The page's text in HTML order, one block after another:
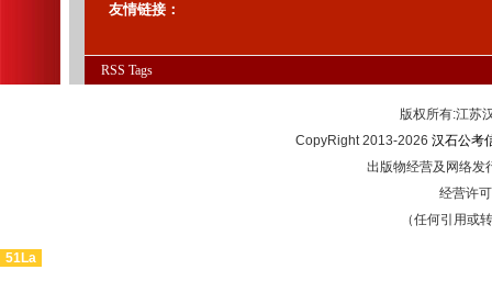
友情链接：
RSS Tags
版权所有:江
CopyRight 2013-2026 汉石公考
出版物经营及网络发
经营许
（任何引用或
51La